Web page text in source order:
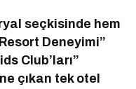
seçkisinde hem
Deneyimi”
Club’ları”
çıkan tek otel